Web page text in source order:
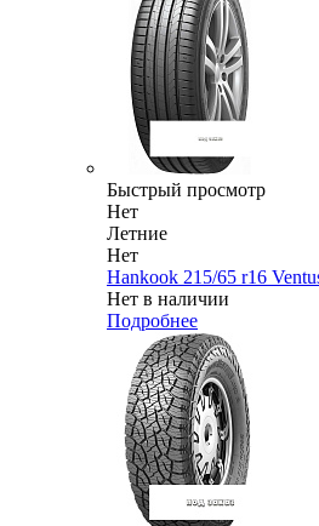
Быстрый просмотр
Нет
Летние
Нет
Hankook 215/65 r16
Нет в наличии
Подробнее